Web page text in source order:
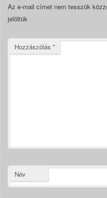
Az e-mail címet nem tesszük
jelöltük
Hozzászólás *
Név